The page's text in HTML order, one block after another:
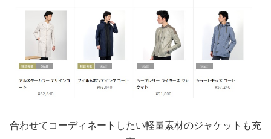
合わせてコーディネートしたい軽量素材のジャケットも充